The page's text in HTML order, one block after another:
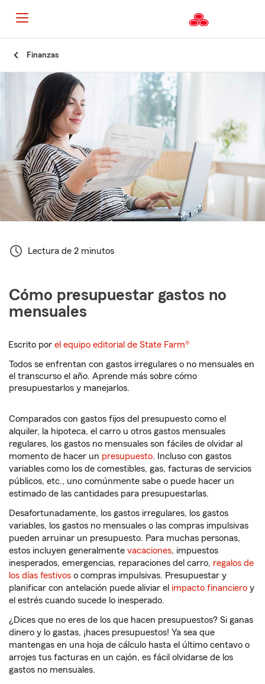
Finanzas
Lectura de 2 minutos
Cómo presupuestar gastos no
mensuales
Escrito porel equipo editorial de State Farm®
Todos se enfrentan con gastos irregulares o no mensuales en
el transcurso el año. Aprende más sobre cómo
presupuestarlos y manejarlos.
Comparados con gastos fijos del presupuesto como el
alquiler, la hipoteca, el carro u otros gastos mensuales
regulares, los gastos no mensuales son fáciles de olvidar al
momento de hacer un presupuesto. Incluso con gastos
variables como los de comestibles, gas, facturas de servicios
públicos, etc., uno comúnmente sabe o puede hacer un
estimado de las cantidades para presupuestarlas.
Desafortunadamente, los gastos irregulares, los gastos
variables, los gastos no mensuales o las compras impulsivas
pueden arruinar un presupuesto. Para muchas personas,
estos incluyen generalmente vacaciones, impuestos
inesperados, emergencias, reparaciones del carro, regalos de
los días festivos o compras impulsivas. Presupuestar y
planificar con antelación puede aliviar el impacto financiero y
el estrés cuando sucede lo inesperado.
¿Dices que no eres de los que hacen presupuestos? Si ganas
dinero y lo gastas, ¡haces presupuestos! Ya sea que
mantengas en una hoja de cálculo hasta el último centavo o
arrojes tus facturas en un cajón, es fácil olvidarse de los
gastos no mensuales.